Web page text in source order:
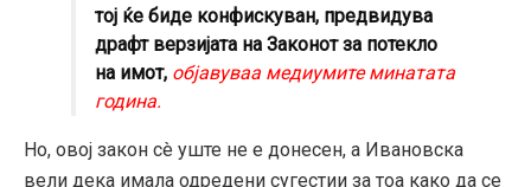
тој ќе биде конфискуван, предвидува
драфт верзијата на Законот за потекло
на имот, објавуваа медиумите минатата
година.
Но, овој закон сè уште не е донесен, а Ивановска
вели дека имала одредени сугестии за тоа како да се